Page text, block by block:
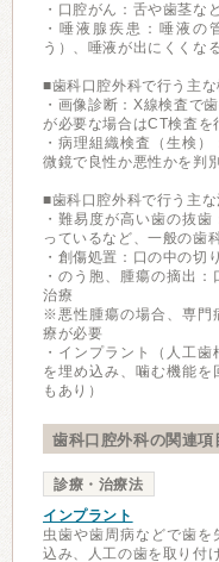
・口腔がん：舌や歯茎な
・唾液腺疾患：唾液の
う）、唾液が出にくくな
■歯科口腔外科で行う主な
・画像診断：X線検査で
が必要な場合はCT検査を
・病理組織検査（生検
微鏡で良性か悪性かを判
■歯科口腔外科で行う主な
・難易度が高い歯の抜
っているなど、一般の歯
・創傷処置：口の中の切
・のう胞、腫瘍の摘出
治療
※悪性腫瘍の場合、専門
療が必要
・インプラント（人工
を埋め込み、噛む機能を
もあり）
歯科口腔外科の関連項
診療・治療法
インプラント
虫歯や歯周病などで歯を
込み、人工の歯を取り付